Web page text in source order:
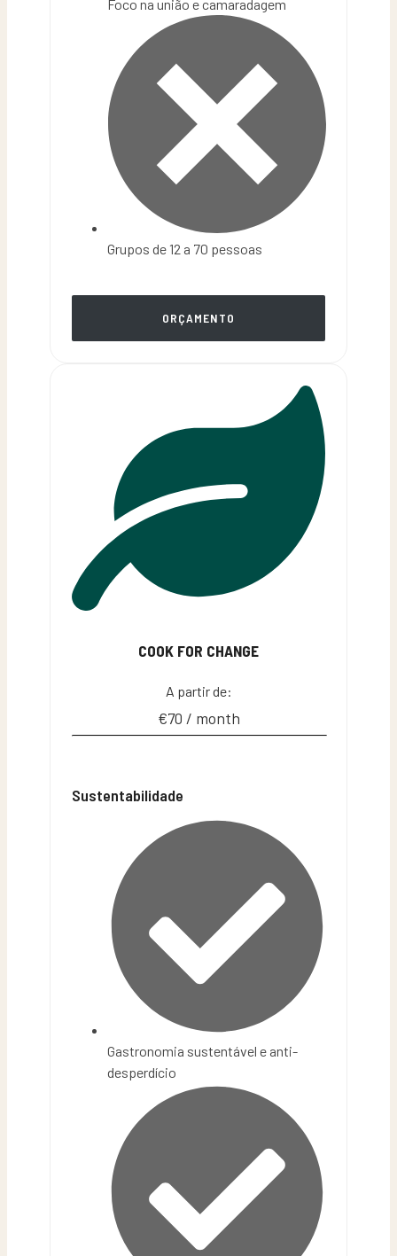
Foco na união e camaradagem
Grupos de 12 a 70 pessoas
ORÇAMENTO
COOK FOR CHANGE
A partir de:
€70 / month
Sustentabilidade
Gastronomia sustentável e anti-
desperdício